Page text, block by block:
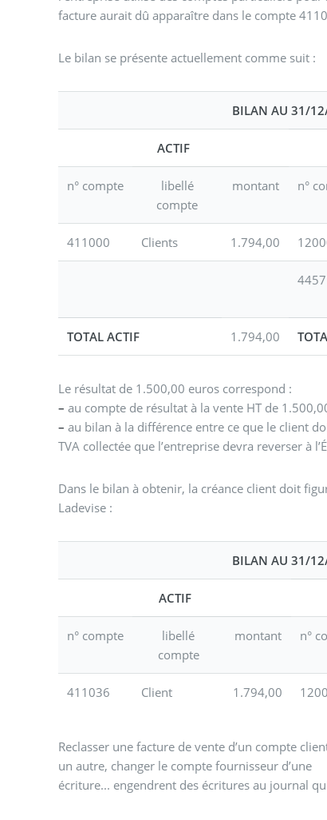
facture aurait dû apparaître dans le compte
Le bilan se présente actuellement comme suit :
BILAN AU 31/
ACTIF
n° compte
libellé
compte
montant n°
411000 Clients 1.794,00
TOTAL ACTIF 1.794,00
Le résultat de 1.500,00 euros correspond :
– au compte de résultat à la vente HT de
– au bilan à la différence entre ce que le client
TVA collectée que l’entreprise devra reverser à
Dans le bilan à obtenir, la créance client doit
Ladevise :
BILAN AU 31/
ACTIF
n° compte
libellé
compte
montant n°
411036 Client 1.794,00
Reclasser une facture de vente d’un compte
un autre, changer le compte fournisseur d’une
écriture... engendrent des écritures au journal
permettent de mieux comprendre le sens